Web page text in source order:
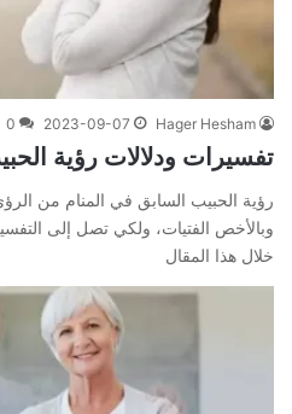
Hager Hesham
2023-09-07
0
تفسيرات ودلالات رؤية
رؤية الحبيب السابق في المنام من
وبالأخص الفتيات، ولكي تصل إلى
خلال هذا المقال